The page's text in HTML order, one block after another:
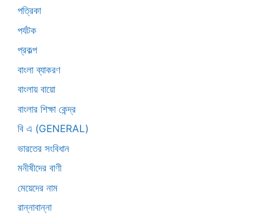
পত্রিকা
পর্যটক
প্রকল্প
বাংলা ব্যাকরণ
বাংলায় বায়ো
বাংলার শিক্ষা কেন্দ্র
বি এ (GENERAL)
ভারতের সংবিধান
মনীষীদের বাণী
মেয়েদের নাম
রান্নাবান্না